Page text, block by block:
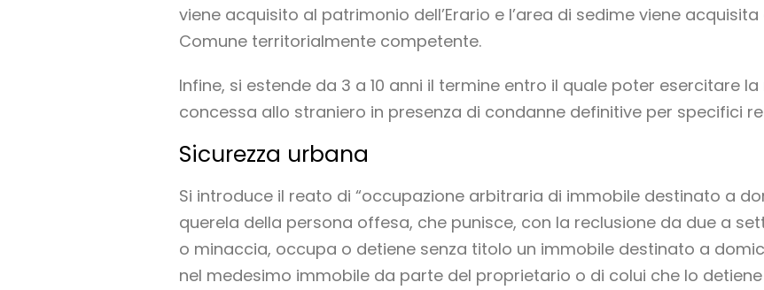
viene acquisito al patrimonio dell’Erario e l’area di sedime viene
Comune territorialmente competente.
Infine, si estende da 3 a 10 anni il termine entro il quale poter esercitare
concessa allo straniero in presenza di condanne definitive per specifici
Sicurezza urbana
Si introduce il reato di “occupazione arbitraria di immobile destinato a
querela della persona offesa, che punisce, con la reclusione da due a
o minaccia, occupa o detiene senza titolo un immobile destinato a
nel medesimo immobile da parte del proprietario o di colui che lo